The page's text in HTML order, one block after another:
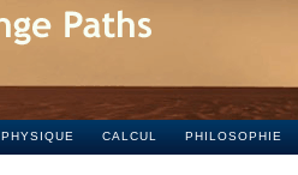
PHYSIQUE CALCUL PHILOSOPHIE